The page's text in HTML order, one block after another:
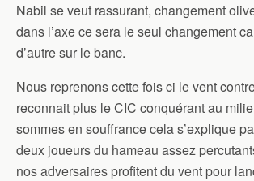
Nabil se veut rassurant, changement
dans l’axe ce sera le seul changement
d’autre sur le banc.
Nous reprenons cette fois ci le vent
reconnait plus le CIC conquérant au
sommes en souffrance cela s’explique
deux joueurs du hameau assez
nos adversaires profitent du vent pour